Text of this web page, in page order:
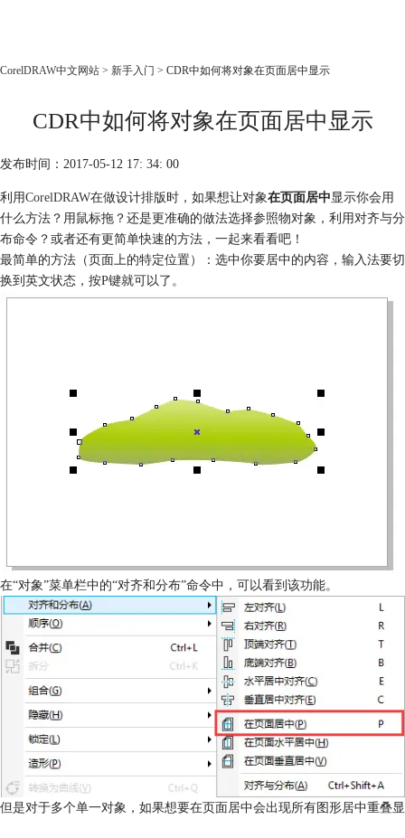
产品
老用户福利
下载
购买
CorelDRAW中文网站 > 新手入门 > CDR中如何将对象在页面居中显示
CDR中如何将对象在页面居中显示
发布时间：2017-05-12 17: 34: 00
利用CorelDRAW在做设计排版时，如果想让对象在页面居中显示你会用
什么方法？用鼠标拖？还是更准确的做法选择参照物对象，利用对齐与分
布命令？或者还有更简单快速的方法，一起来看看吧！
最简单的方法（页面上的特定位置）：选中你要居中的内容，输入法要切
换到英文状态，按P键就可以了。
在“对象”菜单栏中的“对齐和分布”命令中，可以看到该功能。
但是对于多个单一对象，如果想要在页面居中会出现所有图形居中重叠显